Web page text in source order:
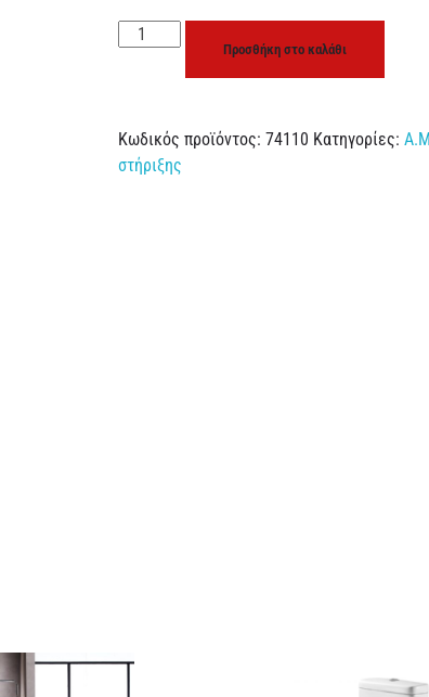
Προσθήκη στο καλάθι
Κωδικός προϊόντος:74110 Κατηγορίες:
στήριξης